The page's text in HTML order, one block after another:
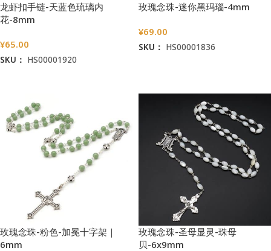
龙虾扣手链-天蓝色琉璃内
花-8mm
¥65.00
SKU： HS00001920
玫瑰念珠-迷你黑玛瑙-4mm
¥69.00
SKU： HS00001836
玫瑰念珠-粉色-加冕十字架｜
6mm
玫瑰念珠-圣母显灵-珠母
贝-6x9mm